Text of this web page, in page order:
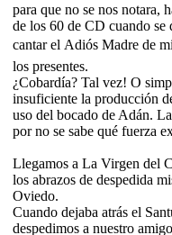
para que no se nos notara,
de los 60 de CD cuando se
cantar el Adiós Madre de
los presentes.
¿Cobardía? Tal vez! O
insuficiente la producción
uso del bocado de Adán.
por no se sabe qué fuerza
Llegamos a La Virgen del
los abrazos de despedida
Oviedo.
Cuando dejaba atrás el
despedimos a nuestro